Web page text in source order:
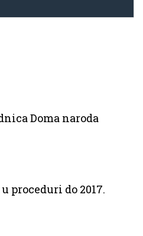
Doma naroda
proceduri do 2017.